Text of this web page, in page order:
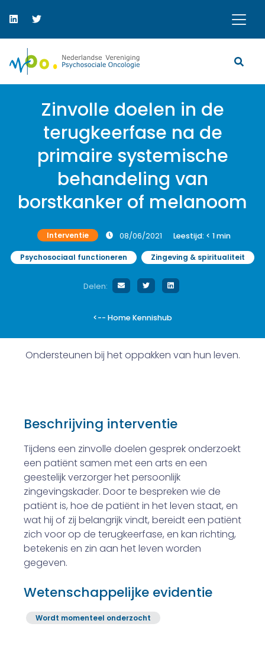
Zinvolle doelen in de
terugkeerfase na de
primaire systemische
behandeling van
borstkanker of melanoom
Interventie 08/06/2021 Leestijd: < 1min
Psychosociaal functioneren Zingeving & spiritualiteit
Delen:
<-- Home Kennishub
Ondersteunen bij het oppakken van hun leven.
Beschrijving interventie
Tijdens een zinvolle doelen gesprek onderzoekt
een patiënt samen met een arts en een
geestelijk verzorger het persoonlijk
zingevingskader. Door te bespreken wie de
patiënt is, hoe de patiënt in het leven staat, en
wat hij of zij belangrijk vindt, bereidt een patiënt
zich voor op de terugkeerfase, en kan richting,
betekenis en zin aan het leven worden
gegeven.
Wetenschappelijke evidentie
Wordt momenteel onderzocht